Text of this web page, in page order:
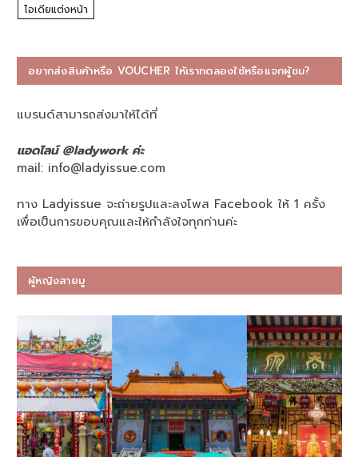
ไอเดียแต่งหน้า
อยากส่งสินค้าหรือ VOUCHER ให้เราทดลองใช้หรือแจกผู้ชม?
แบรนด์สามารถส่งมาให้ได้ที่
แอดไลน์ @ladywork ค่ะ
mail: info@ladyissue.com
ทาง Ladyissue จะถ่ายรูปและลงโพส Facebook ให้ 1 ครั้ง
เพื่อเป็นการขอบคุณและให้กำลังใจทุกท่านค่ะ
ผู้หญิงสายมู